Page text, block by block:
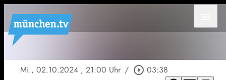
Mi., 02.10.2024 , 21:00 Uhr / play_circle_outline 03:38